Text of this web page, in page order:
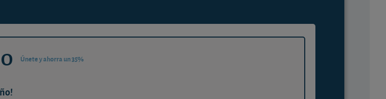
Únete y ahorra un 35%